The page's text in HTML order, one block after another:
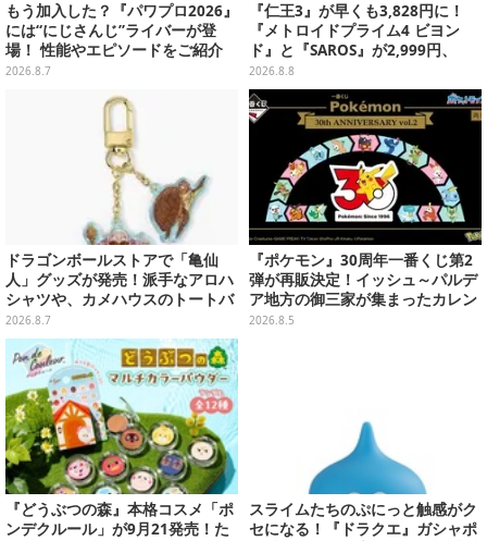
もう加入した？『パワプロ2026』
には“にじさんじ”ライバーが登
場！ 性能やエピソードをご紹介
2026.8.7
『仁王3』が早くも3,828円に！
『メトロイドプライム4 ビヨン
ド』と『SAROS』が2,999円、
『メタルギアソリッド Δ』は2,49
9円─ゲオ店舗＆ストアのゲームセ
ールは8月8日から
2026.8.8
ドラゴンボールストアで「亀仙
人」グッズが発売！派手なアロハ
シャツや、カメハウスのトートバ
ッグなど夏らしいアイテムがズラ
リ
2026.8.7
『ポケモン』30周年一番くじ第2
弾が再販決定！イッシュ～パルデ
ア地方の御三家が集まったカレン
ダー、ぬいぐるみなど記念グッズ
2026.8.5
『どうぶつの森』本格コスメ「ポ
ンデクルール」が9月21発売！た
スライムたちのぷにっと触感がク
セになる！『ドラクエ』ガシャポ